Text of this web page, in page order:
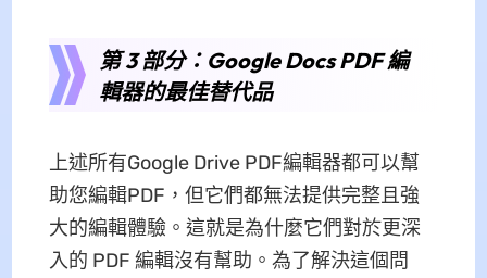
第 3 部分：Google Docs PDF 編
輯器的最佳替代品
上述所有Google Drive PDF編輯器都可以幫
助您編輯PDF，但它們都無法提供完整且強
大的編輯體驗。這就是為什麼它們對於更深
入的 PDF 編輯沒有幫助。為了解決這個問